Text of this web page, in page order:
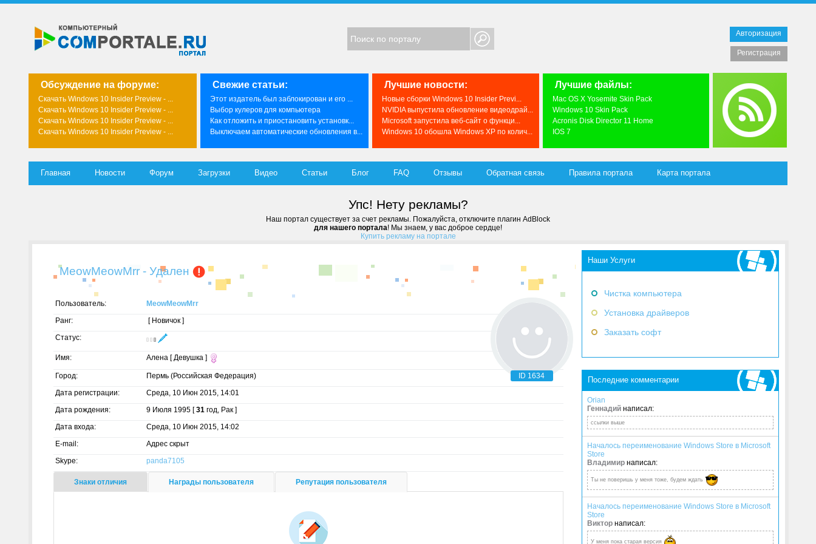
Авторизация
Регистрация
Обсуждение на форуме:
Скачать Windows 10 Insider Preview - ...
Скачать Windows 10 Insider Preview - ...
Скачать Windows 10 Insider Preview - ...
Скачать Windows 10 Insider Preview - ...
Свежие статьи:
Этот издатель был заблокирован и его ...
Выбор кулеров для компьютера
Как отложить и приостановить установк...
Выключаем автоматические обновления в...
Лучшие новости:
Новые сборки Windows 10 Insider Previ...
NVIDIA выпустила обновление видеодрай...
Microsoft запустила веб-сайт о функци...
Windows 10 обошла Windows XP по колич...
Лучшие файлы:
Mac OS X Yosemite Skin Pack
Windows 10 Skin Pack
Acronis Disk Director 11 Home
IOS 7
Главная Новости Форум Загрузки Видео Статьи Блог FAQ Отзывы Обратная связь Правила портала Карта портала
Упс! Нету рекламы?
Наш портал существует за счет рекламы. Пожалуйста, отключите плагин AdBlock
для нашего портала! Мы знаем, у вас доброе сердце!
Купить рекламу на портале
Наши Услуги
Чистка компьютера
Установка драйверов
Заказать софт
Последние комментарии
Orian
Геннадийнаписал:
ссылки выше
Началось переименование Windows Store в Microsoft
Store
Владимирнаписал:
Ты не поверишь у меня тоже, будем ждать
Началось переименование Windows Store в Microsoft
Store
Викторнаписал:
У меня пока старая версия
MeowMeowMrr - Удален
ID 1634
Пользователь:
MeowMeowMrr
Ранг:
[ Новичок ]
Статус:
Имя: Алена [ Девушка ]
Город:
Пермь (Российская Федерация)
Дата регистрации:
Среда, 10 Июн 2015, 14:01
Дата рождения:
9 Июля 1995 [31 год, Рак ]
Дата входа:
Среда, 10 Июн 2015, 14:02
E-mail:
Адрес скрыт
Skype:
panda7105
Знаки отличия Награды пользователя Репутация пользователя